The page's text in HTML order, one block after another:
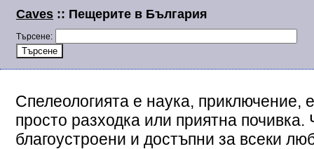
Caves :: Пещерите в България
Търсене:
Спелеологията е наука, приключение,
просто разходка или приятна
благоустроени и достъпни за всеки